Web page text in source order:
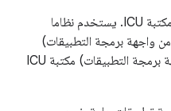
يستخدم Android 9 الإصدار 60 من مكتبة ICU. يستخدم نظاما
التشغيل Android 8.0 (المستوى 26 من واجهة برمجة التطبيقات)
وAndroid 8.1 (المستوى 27 من واجهة برمجة التطبيقات) مكتبة ICU